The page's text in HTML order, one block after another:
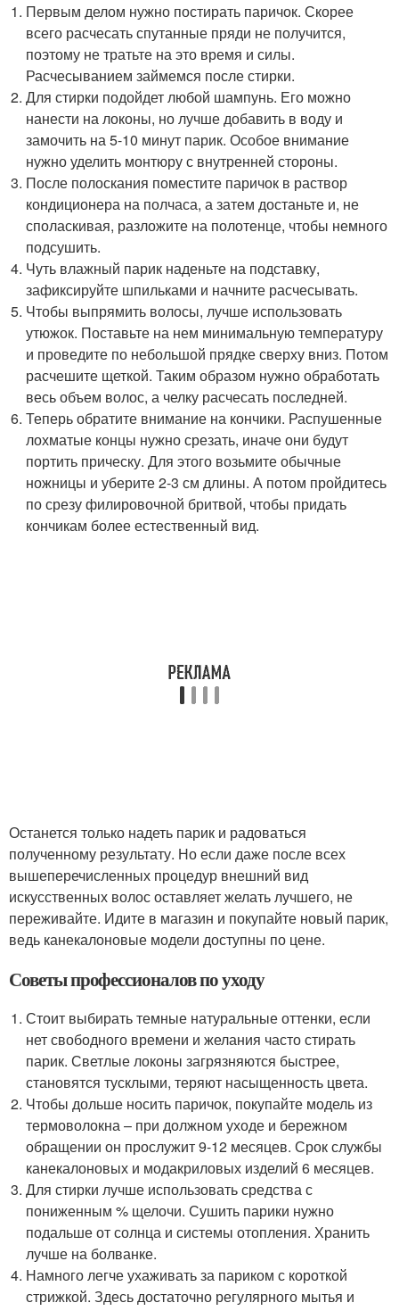
Первым делом нужно постирать паричок. Скорее
всего расчесать спутанные пряди не получится,
поэтому не тратьте на это время и силы.
Расчесыванием займемся после стирки.
Для стирки подойдет любой шампунь. Его можно
нанести на локоны, но лучше добавить в воду и
замочить на 5-10 минут парик. Особое внимание
нужно уделить монтюру с внутренней стороны.
После полоскания поместите паричок в раствор
кондиционера на полчаса, а затем достаньте и, не
споласкивая, разложите на полотенце, чтобы немного
подсушить.
Чуть влажный парик наденьте на подставку,
зафиксируйте шпильками и начните расчесывать.
Чтобы выпрямить волосы, лучше использовать
утюжок. Поставьте на нем минимальную температуру
и проведите по небольшой прядке сверху вниз. Потом
расчешите щеткой. Таким образом нужно обработать
весь объем волос, а челку расчесать последней.
Теперь обратите внимание на кончики. Распушенные
лохматые концы нужно срезать, иначе они будут
портить прическу. Для этого возьмите обычные
ножницы и уберите 2-3 см длины. А потом пройдитесь
по срезу филировочной бритвой, чтобы придать
кончикам более естественный вид.
Останется только надеть парик и радоваться
полученному результату. Но если даже после всех
вышеперечисленных процедур внешний вид
искусственных волос оставляет желать лучшего, не
переживайте. Идите в магазин и покупайте новый парик,
ведь канекалоновые модели доступны по цене.
Советы профессионалов по уходу
Стоит выбирать темные натуральные оттенки, если
нет свободного времени и желания часто стирать
парик. Светлые локоны загрязняются быстрее,
становятся тусклыми, теряют насыщенность цвета.
Чтобы дольше носить паричок, покупайте модель из
термоволокна – при должном уходе и бережном
обращении он прослужит 9-12 месяцев. Срок службы
канекалоновых и модакриловых изделий 6 месяцев.
Для стирки лучше использовать средства с
пониженным % щелочи. Сушить парики нужно
подальше от солнца и системы отопления. Хранить
лучше на болванке.
Намного легче ухаживать за париком с короткой
стрижкой. Здесь достаточно регулярного мытья и